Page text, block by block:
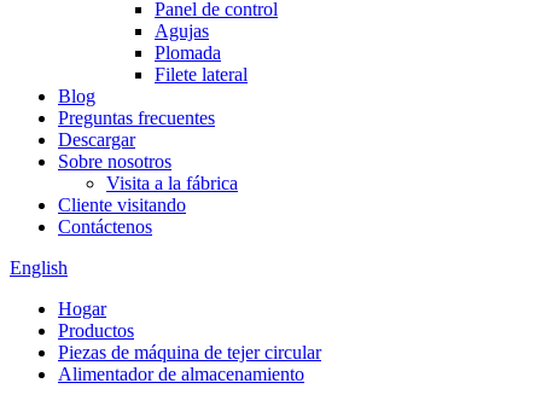
Panel de control
Agujas
Plomada
Filete lateral
Blog
Preguntas frecuentes
Descargar
Sobre nosotros
Visita a la fábrica
Cliente visitando
Contáctenos
English
Hogar
Productos
Piezas de máquina de tejer circular
Alimentador de almacenamiento